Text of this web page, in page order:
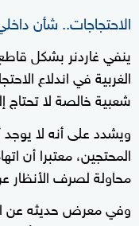
الاحتجاجات.. شأن
ينفي غاردنر بشكل
الغربية في اندلاع
شعبية خالصة لا تحتاج
ويشدد على أنه لا
المحتجين، معتبرا
محاولة لصرف الأنظار
وفي معرض حديثه عن